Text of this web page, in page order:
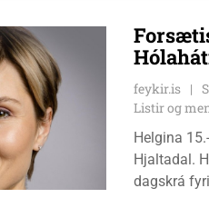
feykir.is
Listir og
Helgina
Hjaltadal.
dagskrá